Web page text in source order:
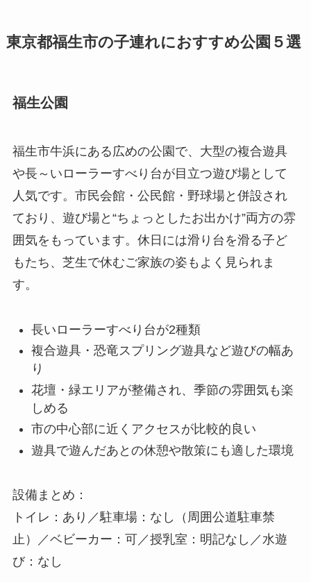
東京都福生市の子連れにおすすめ公園５選
福生公園
福生市牛浜にある広めの公園で、大型の複合遊具
や長～いローラーすべり台が目立つ遊び場として
人気です。市民会館・公民館・野球場と併設され
ており、遊び場と“ちょっとしたお出かけ”両方の雰
囲気をもっています。休日には滑り台を滑る子ど
もたち、芝生で休むご家族の姿もよく見られま
す。
長いローラーすべり台が2種類
複合遊具・恐竜スプリング遊具など遊びの幅あ
り
花壇・緑エリアが整備され、季節の雰囲気も楽
しめる
市の中心部に近くアクセスが比較的良い
遊具で遊んだあとの休憩や散策にも適した環境
設備まとめ：
トイレ：あり／駐車場：なし（周囲公道駐車禁
止）／ベビーカー：可／授乳室：明記なし／水遊
び：なし